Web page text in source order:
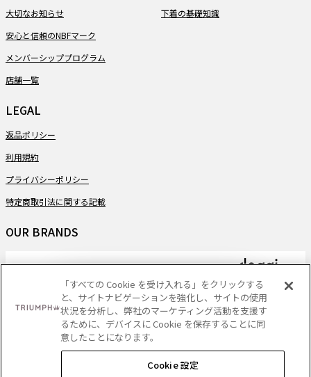
大切なお知らせ
安心と信頼のNBFマーク
メンバーシッププログラム
店舗一覧
下着の基礎知識
LEGAL
返品ポリシー
利用規約
プライバシーポリシー
特定商取引法に関する記載
OUR BRANDS
PAYMENT
「すべての Cookie を受け入れる」をクリックする
と、サイトナビゲーションを強化し、サイトの使用
状況を分析し、弊社のマーケティング活動を支援す
るために、デバイスに Cookie を保存することに同
意したことになります。
Cookie 設定